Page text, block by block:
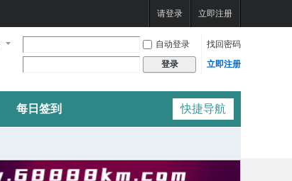
请登录 立即注册
自动登录
找回密码
登录 立即注册
快捷导航
每日签到